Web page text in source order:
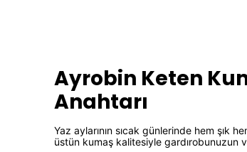
Ayrobin Keten
Anahtarı
Yaz aylarının sıcak günlerinde hem şık
üstün kumaş kalitesiyle gardırobunuzun